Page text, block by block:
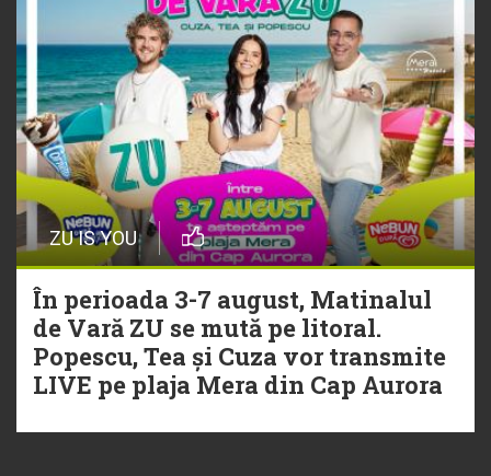
ZU IS YOU
În perioada 3-7 august, Matinalul
de Vară ZU se mută pe litoral.
Popescu, Tea și Cuza vor transmite
LIVE pe plaja Mera din Cap Aurora